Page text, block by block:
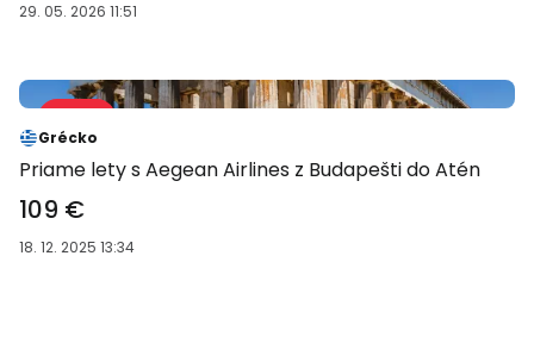
29. 05. 2026 11:51
Predaj 41 %
Grécko
Priame lety s Aegean Airlines z Budapešti do Atén
109 €
18. 12. 2025 13:34